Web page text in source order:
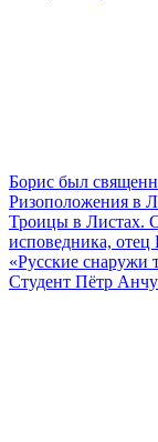
Борис был
Ризоположения в
Троицы в Листах.
исповедника, отец
«Русские снаружи
Студент Пётр